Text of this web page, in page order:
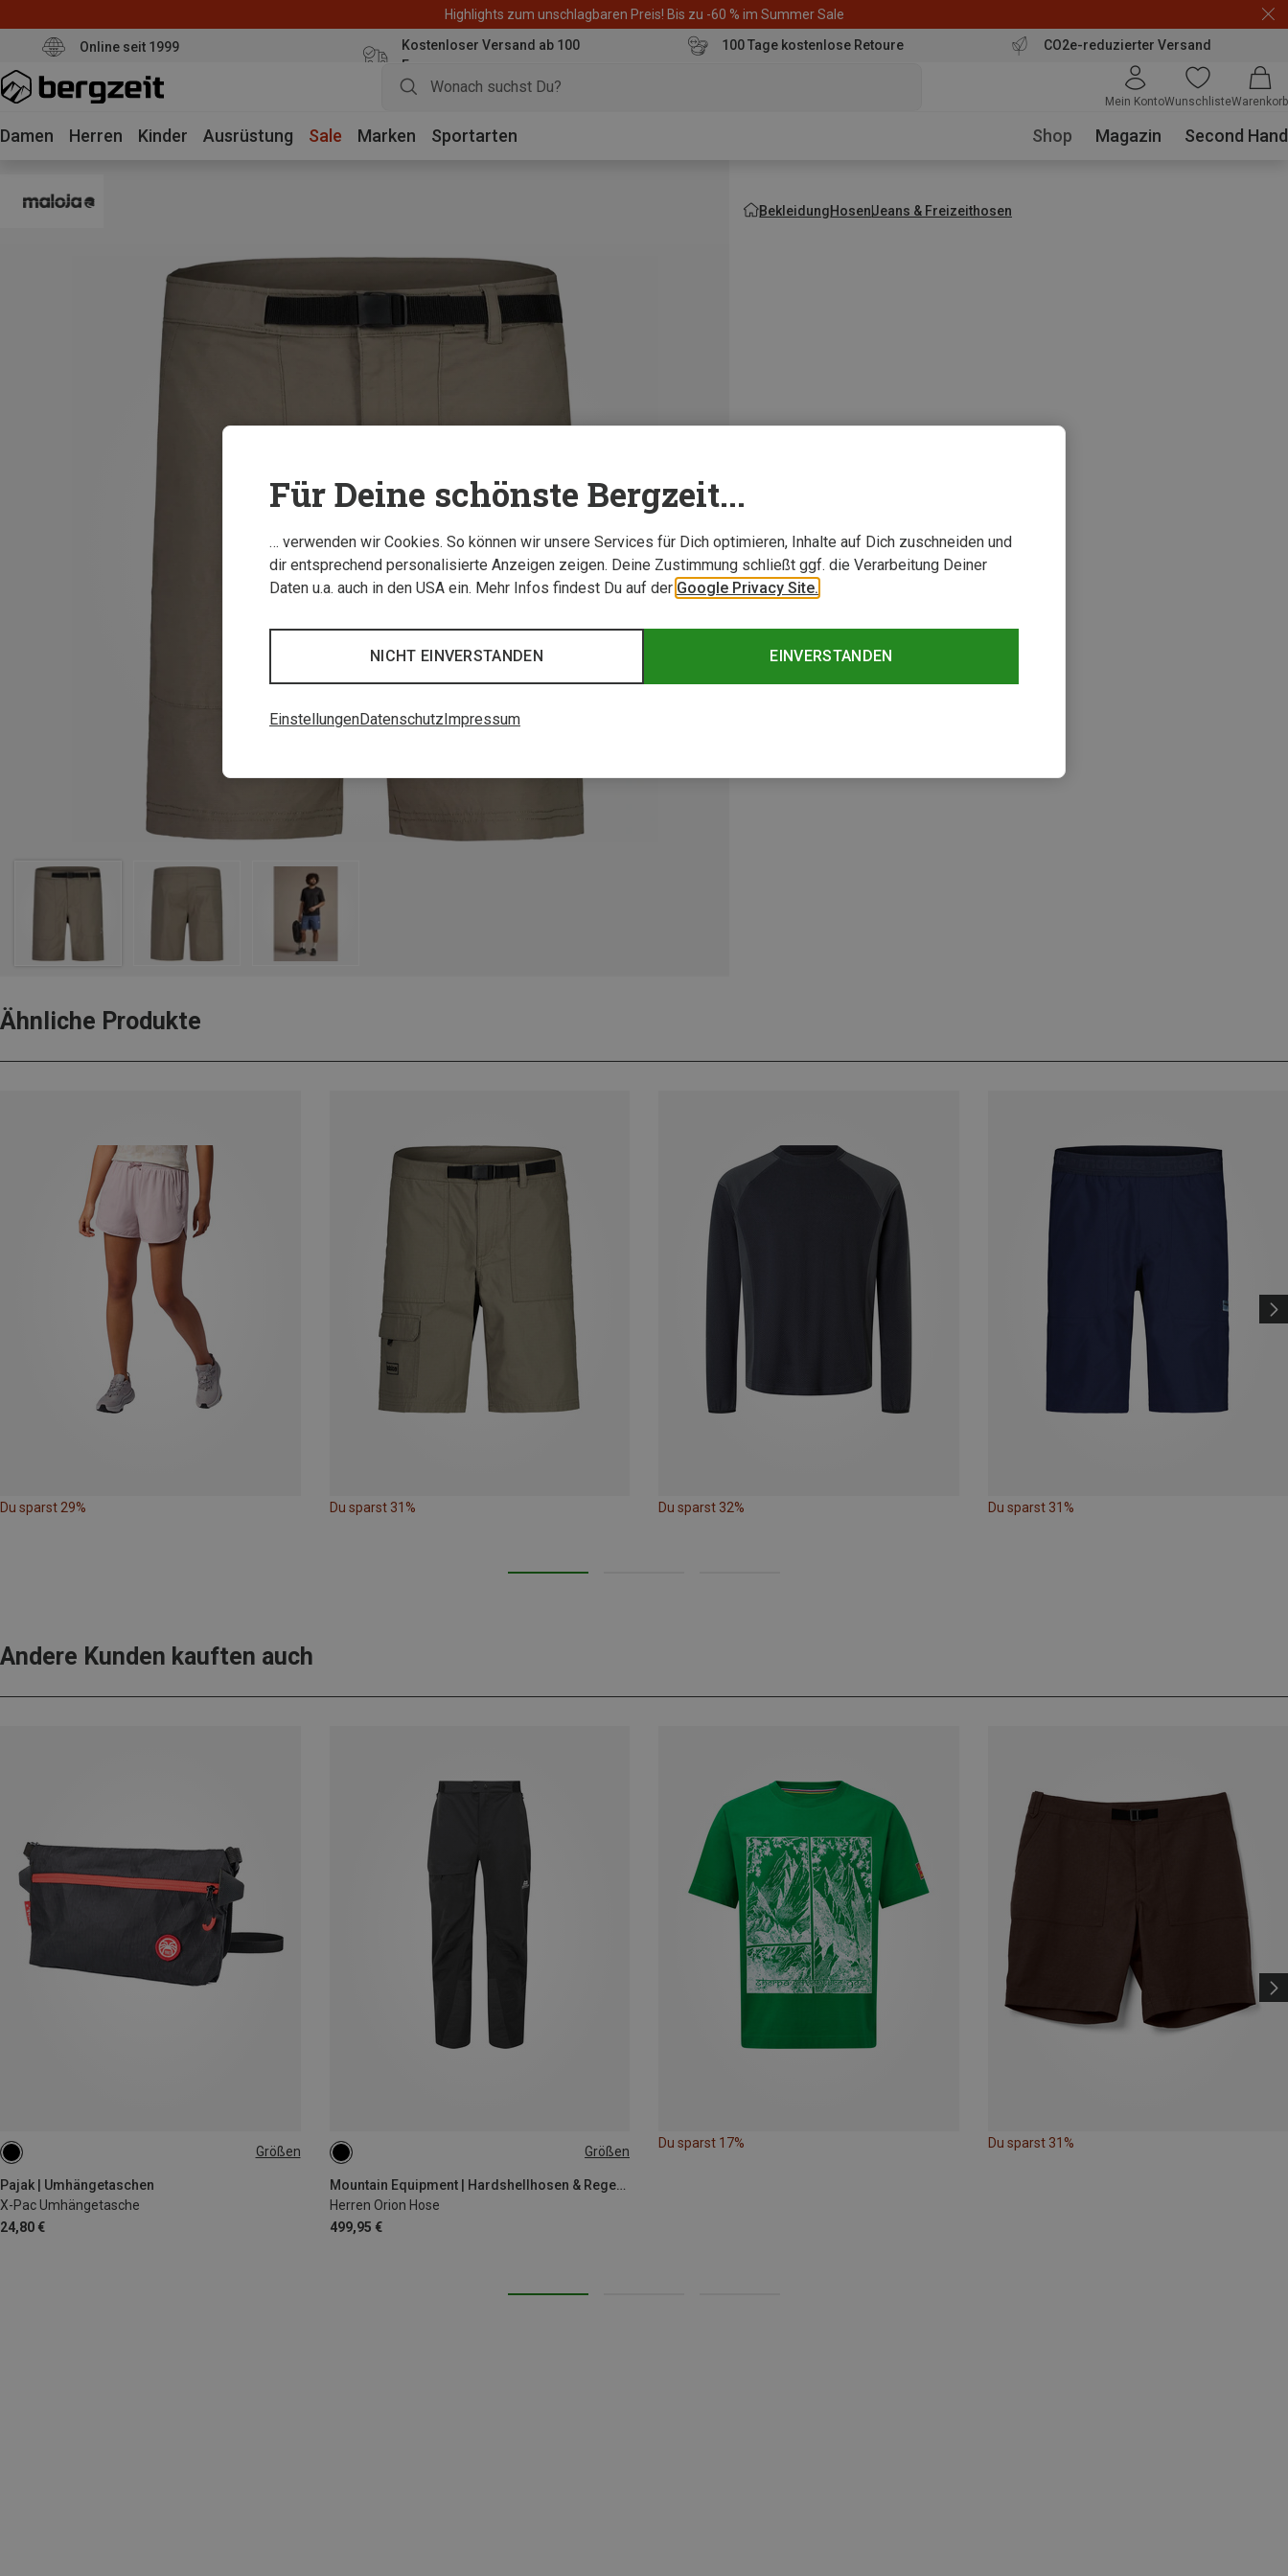
Highlights zum unschlagbaren Preis! Bis zu -60 % im Summer Sale
Online seit 1999
Kostenloser Versand ab 100
Euro
100 Tage kostenlose Retoure CO2e-reduzierter Versand
Mein KontoWunschlisteWarenkorb
Damen Herren Kinder Ausrüstung Sale Marken Sportarten Shop Magazin Second Hand
BekleidungHosenJeans & Freizeithosen
Ähnliche Produkte
Du sparst 29% Du sparst 31% Du sparst 32% Du sparst 31%
Andere Kunden kauften auch
Größen
Pajak | Umhängetaschen
X-Pac Umhängetasche
24,80 €
ONE SIZE Größen
Mountain Equipment | Hardshellhosen & Regenhosen
Herren Orion Hose
499,95 €
S
Du sparst 17% Du sparst 31%
Für Deine schönste Bergzeit...
… verwenden wir Cookies. So können wir unsere Services für Dich optimieren, Inhalte auf Dich zuschneiden und
dir entsprechend personalisierte Anzeigen zeigen. Deine Zustimmung schließt ggf. die Verarbeitung Deiner
Daten u.a. auch in den USA ein. Mehr Infos findest Du auf der Google Privacy Site.
EINVERSTANDEN
NICHT EINVERSTANDEN
EinstellungenDatenschutzImpressum